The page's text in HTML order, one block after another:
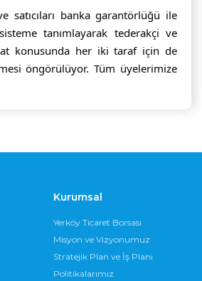
satıcıları banka garantörlüğü ile
tanımlayarak tederakçi ve
konusunda her iki taraf için de
Kurumsal
Yerköy Ticaret Borsası
Misyon ve Vizyonumuz
Stratejik Plan ve İş Planı
Politikalarımız